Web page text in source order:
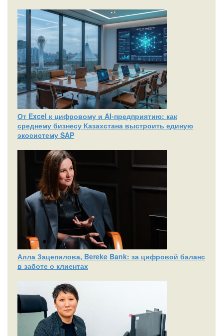
От Excel к цифровому и AI‑предприятию: как
среднему бизнесу Казахстана выстроить единую
экосистему SAP
Алла Зацепилова, Bereke Bank: за цифровой баланс
в заботе о клиентах